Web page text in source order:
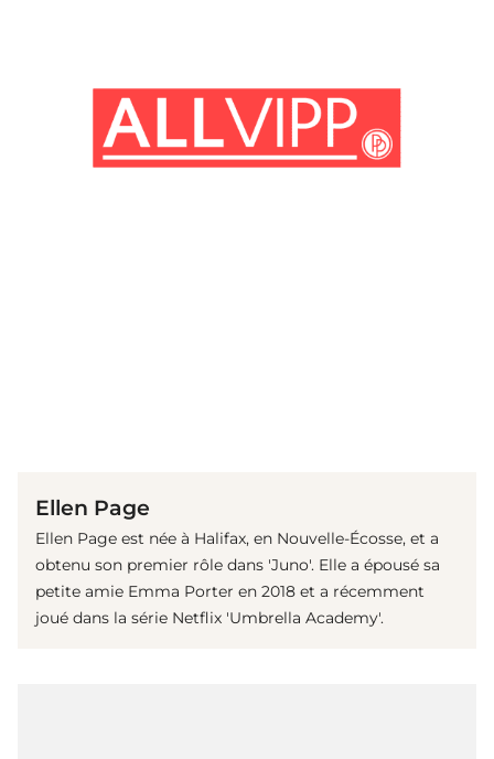
Ellen Page
Ellen Page est née à Halifax, en Nouvelle-Écosse, et a
obtenu son premier rôle dans 'Juno'. Elle a épousé sa
petite amie Emma Porter en 2018 et a récemment
joué dans la série Netflix 'Umbrella Academy'.